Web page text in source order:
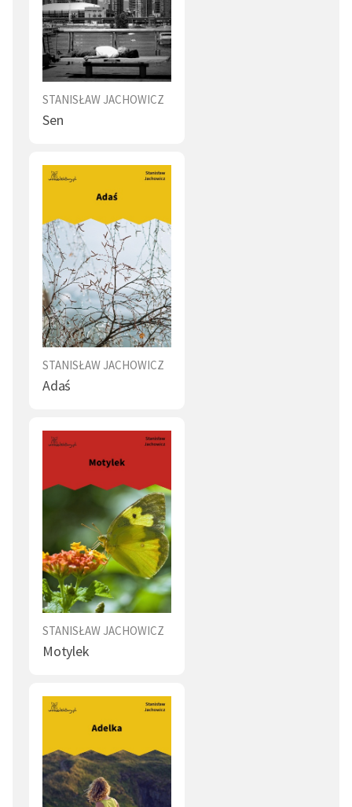
Debiut literacki Jachowicza miał miejsce w 1818 r. w
„Pamiętniku lwowskim”, gdzie opublikował bajki.
Pierwszą książkę wydał w 1824 r. - zbiór bajek i
powiastek pt.Bajki i powieści
ukazywały się rozszerzone wydania tego zbioru pod
tym samym tytułem; w 1829 r. zbiór zawierał już 113
powiastek dydaktyczno-moralizatorskich. Publikował
również w periodykach pod własnym nazwiskiem lub
redagował przez rok „Tygodnik dla Dzieci”. W W 1830 r.
przy współudziale Ignacego Chrzanowskiego zaczął
wydawać pierwsze w Europie codzienne pismo dla
dzieci - „Dziennik dla Dzieci”. Publikowane przez niego
gazety i książki miały wychowywać, ale też uczyć
czytania, liczenia i historii.
Zajmował się również opieką społeczną nad dziećmi.
STANISŁAW JACHOWICZ
Sen
STANISŁAW JACHOWICZ
Adaś
STANISŁAW JACHOWICZ
Motylek